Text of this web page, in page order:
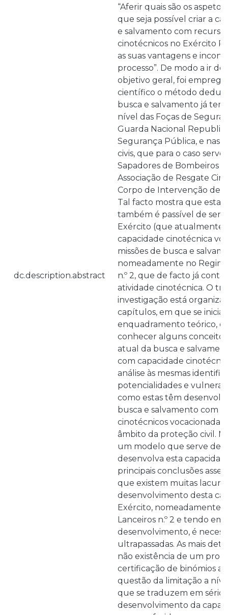
dc.description.abstract
“Aferir quais são os
que seja possível criar a
e salvamento com recurso
cinotécnicos no Exército
as suas vantagens e
processo”. De modo a ir
objetivo geral, foi
científico o método
busca e salvamento já tem
nível das Foças de
Guarda Nacional
Segurança Pública, e nas
civis, que para o caso
Sapadores de Bombeiros
Associação de Resgate
Corpo de Intervenção de
Tal facto mostra que esta
também é passível de ser
Exército (que atualmente
capacidade cinotécnica
missões de busca e
nomeadamente no
n.º 2, que de facto já
atividade cinotécnica. O
investigação está
capítulos, em que se inicia
enquadramento teórico,
conhecer alguns
atual da busca e
com capacidade
análise às mesmas
potencialidades e
como estas têm
busca e salvamento com
cinotécnicos vocacionada
âmbito da proteção civil.
um modelo que serve de
desenvolva esta
principais conclusões
que existem muitas
desenvolvimento desta
Exército, nomeadamente
Lanceiros n.º 2 e tendo em
desenvolvimento, é
ultrapassadas. As mais
não existência de um
certificação de binómios a
questão da limitação a
que se traduzem em
desenvolvimento da